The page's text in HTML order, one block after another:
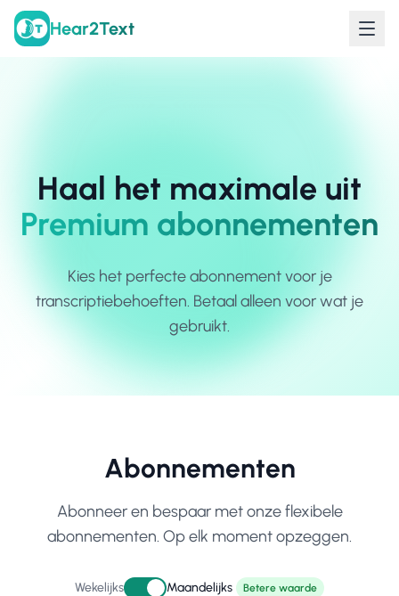
Hear2Text
Haal het maximale uit
Premium abonnementen
Kies het perfecte abonnement voor je
transcriptiebehoeften. Betaal alleen voor wat je
gebruikt.
Abonnementen
Abonneer en bespaar met onze flexibele
abonnementen. Op elk moment opzeggen.
Wekelijks Maandelijks Betere waarde